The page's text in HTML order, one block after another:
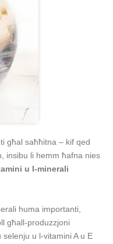
għal saħħitna – kif qed
insibu li hemm ħafna nies
u l-minerali
huma importanti,
għall-produzzjoni
u l-vitamini A u E